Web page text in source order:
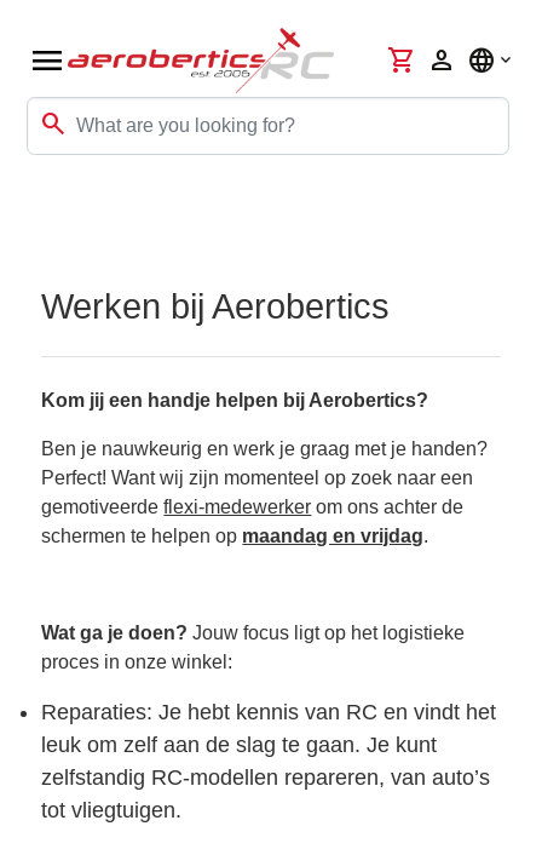
menu
search
shopping_cart person language
Werken bij Aerobertics
Kom jij een handje helpen bij Aerobertics?
Ben je nauwkeurig en werk je graag met je handen?
Perfect! Want wij zijn momenteel op zoek naar een
gemotiveerdeflexi-medewerker om ons achter de
schermen te helpen op maandag en vrijdag.
Wat ga je doen? Jouw focus ligt op het logistieke
proces in onze winkel:
Reparaties: Je hebt kennis van RC en vindt het
leuk om zelf aan de slag te gaan. Je kunt
zelfstandig RC-modellen repareren, van auto’s
tot vliegtuigen.